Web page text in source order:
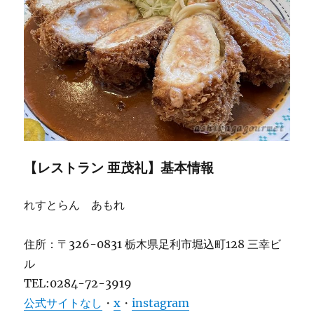
【レストラン 亜茂礼】基本情報
れすとらん あもれ
住所：〒326-0831 栃木県足利市堀込町128 三幸ビ
ル
TEL:0284-72-3919
公式サイトなし ・x ・instagram